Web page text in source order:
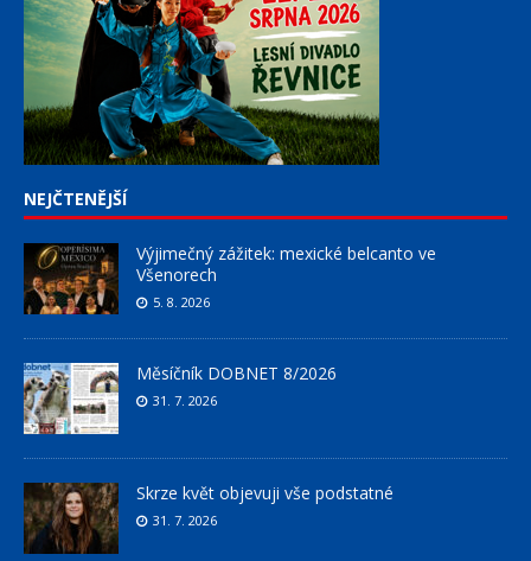
NEJČTENĚJŠÍ
Výjimečný zážitek: mexické belcanto ve
Všenorech
5. 8. 2026
Měsíčník DOBNET 8/2026
31. 7. 2026
Skrze květ objevuji vše podstatné
31. 7. 2026